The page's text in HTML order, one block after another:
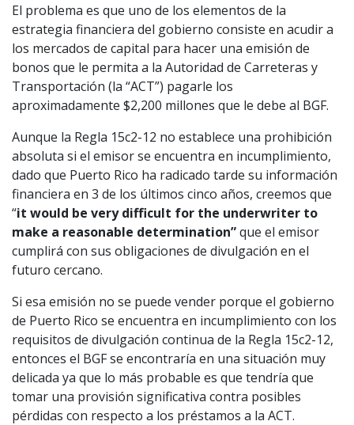
El problema es que uno de los elementos de la
estrategia financiera del gobierno consiste en acudir a
los mercados de capital para hacer una emisión de
bonos que le permita a la Autoridad de Carreteras y
Transportación (la “ACT”) pagarle los
aproximadamente $2,200 millones que le debe al BGF.
Aunque la Regla 15c2-12 no establece una prohibición
absoluta si el emisor se encuentra en incumplimiento,
dado que Puerto Rico ha radicado tarde su información
financiera en 3 de los últimos cinco años, creemos que
“it would be very difficult for the underwriter to
make a reasonable determination”que el emisor
cumplirá con sus obligaciones de divulgación en el
futuro cercano.
Si esa emisión no se puede vender porque el gobierno
de Puerto Rico se encuentra en incumplimiento con los
requisitos de divulgación continua de la Regla 15c2-12,
entonces el BGF se encontraría en una situación muy
delicada ya que lo más probable es que tendría que
tomar una provisión significativa contra posibles
pérdidas con respecto a los préstamos a la ACT.